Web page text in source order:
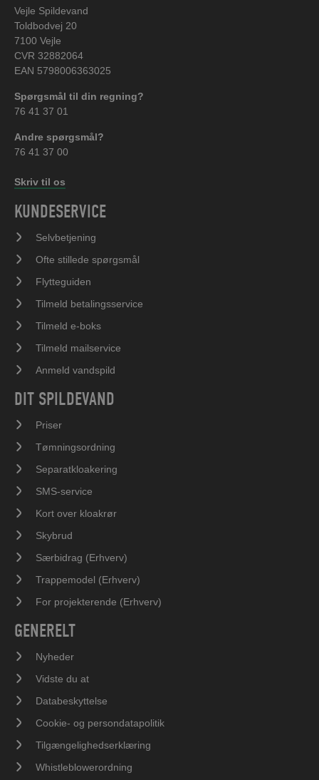
Vejle Spildevand
Toldbodvej 20
7100 Vejle
CVR 32882064
EAN 5798006363025
Spørgsmål til din regning?
76 41 37 01
Andre spørgsmål?
76 41 37 00
Skriv til os
KUNDESERVICE
Selvbetjening
Ofte stillede spørgsmål
Flytteguiden
Tilmeld betalingsservice
Tilmeld e-boks
Tilmeld mailservice
Anmeld vandspild
DIT SPILDEVAND
Priser
Tømningsordning
Separatkloakering
SMS-service
Kort over kloakrør
Skybrud
Særbidrag (Erhverv)
Trappemodel (Erhverv)
For projekterende (Erhverv)
GENERELT
Nyheder
Vidste du at
Databeskyttelse
Cookie- og persondatapolitik
Tilgængelighedserklæring
Whistleblowerordning